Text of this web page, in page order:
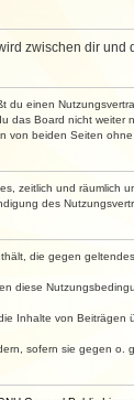
zwischen dir
du einen
Board nicht
beiden Seiten
zeitlich und
des
die gegen
diese
Inhalte von
sofern sie gegen